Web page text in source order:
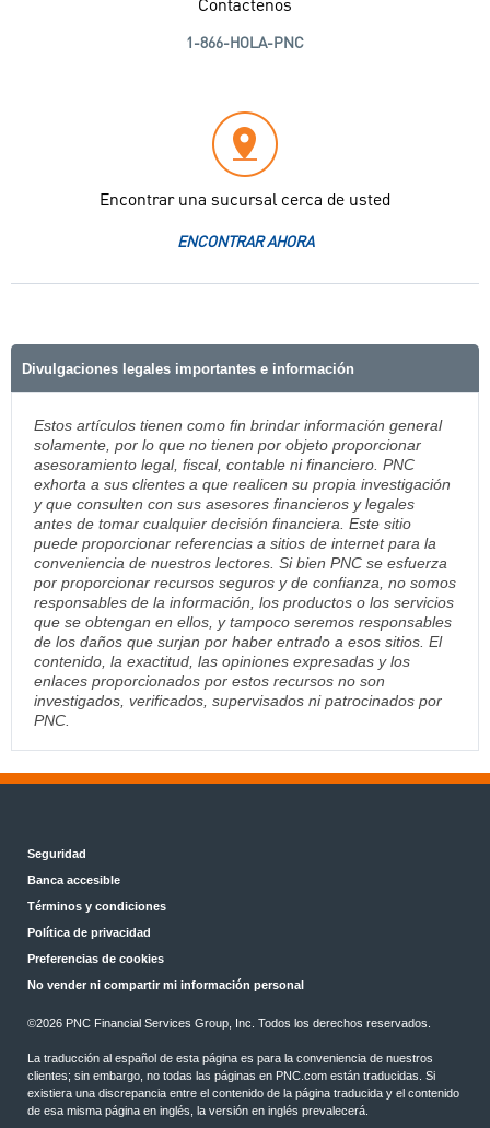
Contáctenos
1-866-HOLA-PNC
Encontrar una sucursal cerca de usted
ENCONTRAR AHORA
Divulgaciones legales importantes e información
Estos artículos tienen como fin brindar información general
solamente, por lo que no tienen por objeto proporcionar
asesoramiento legal, fiscal, contable ni financiero. PNC
exhorta a sus clientes a que realicen su propia investigación
y que consulten con sus asesores financieros y legales
antes de tomar cualquier decisión financiera. Este sitio
puede proporcionar referencias a sitios de internet para la
conveniencia de nuestros lectores. Si bien PNC se esfuerza
por proporcionar recursos seguros y de confianza, no somos
responsables de la información, los productos o los servicios
que se obtengan en ellos, y tampoco seremos responsables
de los daños que surjan por haber entrado a esos sitios. El
contenido, la exactitud, las opiniones expresadas y los
enlaces proporcionados por estos recursos no son
investigados, verificados, supervisados ni patrocinados por
PNC.
Seguridad
Banca accesible
Términos y condiciones
Política de privacidad
Preferencias de cookies
No vender ni compartir mi información personal
©2026 PNC Financial Services Group, Inc. Todos los derechos reservados.
La traducción al español de esta página es para la conveniencia de nuestros
clientes; sin embargo, no todas las páginas en PNC.com están traducidas. Si
existiera una discrepancia entre el contenido de la página traducida y el contenido
de esa misma página en inglés, la versión en inglés prevalecerá.